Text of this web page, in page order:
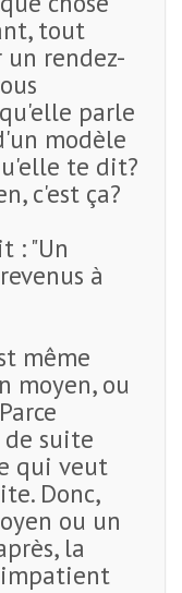
tout
un rendez-
parle
modèle
te dit?
c'est ça?
: "Un
à
même
moyen, ou
suite
qui veut
Donc,
ou un
la
impatient